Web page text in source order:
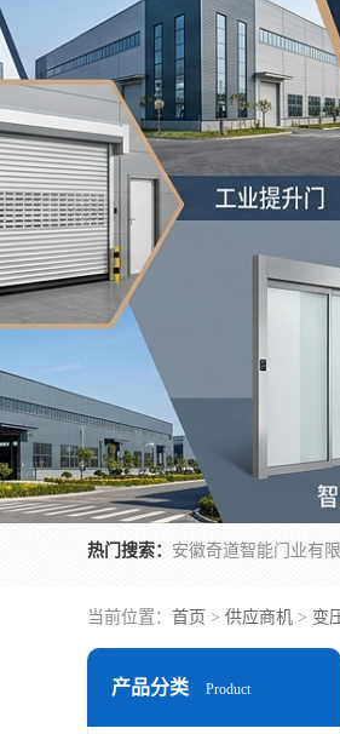
热门搜索：
当前位置： 首页 > 供应商机 > 变
产品分类 Product